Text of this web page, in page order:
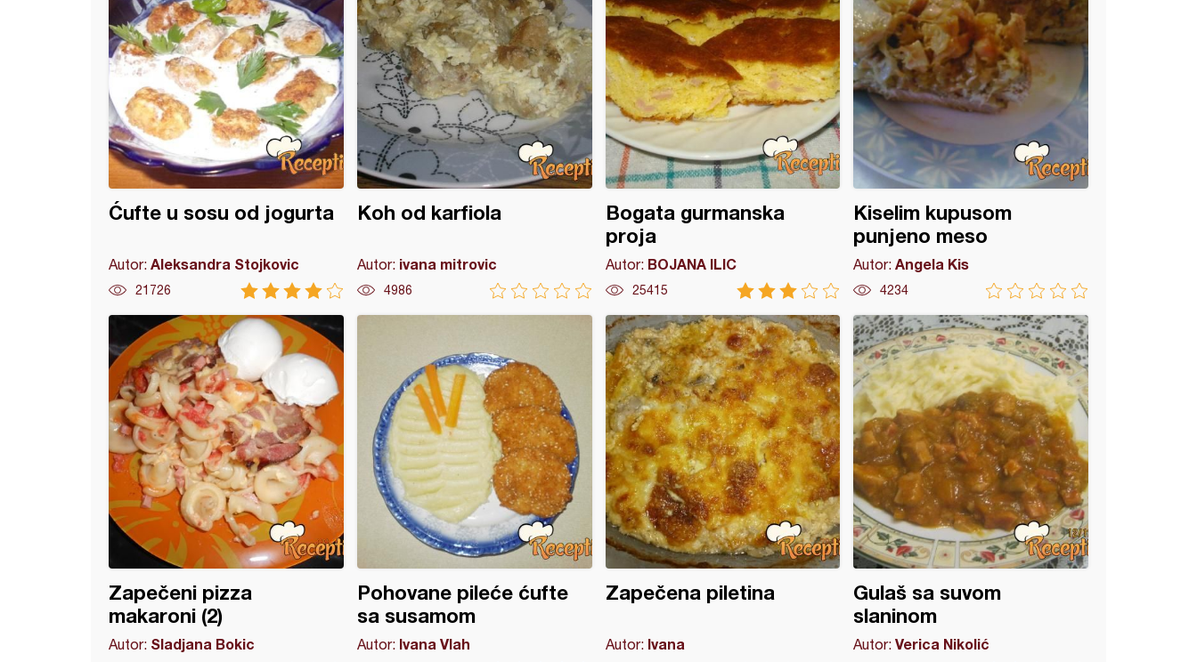
Ćufte u sosu od jogurta
Autor: Aleksandra Stojkovic
21726
Koh od karfiola
Autor: ivana mitrovic
4986
Bogata gurmanska
proja
Autor: BOJANA ILIC
25415
Kiselim kupusom
punjeno meso
Autor:Angela Kis
4234
Zapečeni pizza
makaroni (2)
Autor: Sladjana Bokic
Pohovane pileće ćufte
sa susamom
Autor: Ivana Vlah
Zapečena piletina
Autor: Ivana
Gulaš sa suvom
slaninom
Autor:Verica Nikolić
suvom slaninom